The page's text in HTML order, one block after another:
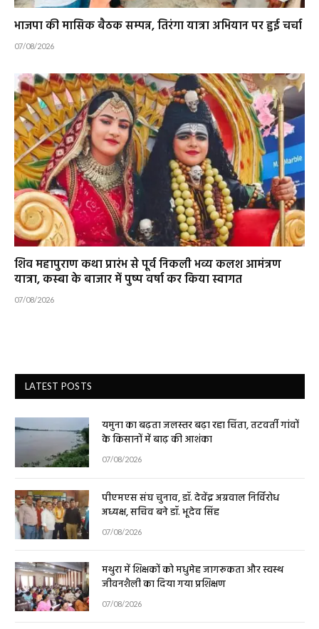
भाजपा की मासिक बैठक सम्पन्न, तिरंगा यात्रा अभियान पर हुई चर्चा
07/08/2026
शिव महापुराण कथा प्रारंभ से पूर्व निकली भव्य कलश आमंत्रण
यात्रा, कस्बा के बाजार में पुष्प वर्षा कर किया स्वागत
07/08/2026
LATEST POSTS
यमुना का बढ़ता जलस्तर बढ़ा रहा चिंता, तटवर्ती गांवों
के किसानों में बाढ़ की आशंका
07/08/2026
पीएमएस संघ चुनाव, डॉ. देवेंद्र अग्रवाल निर्विरोध
अध्यक्ष, सचिव बने डॉ. भूदेव सिंह
07/08/2026
मथुरा में शिक्षकों को मधुमेह जागरूकता और स्वस्थ
जीवनशैली का दिया गया प्रशिक्षण
07/08/2026